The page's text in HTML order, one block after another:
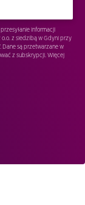
informacji
z siedzibą w Gdyni przy
Dane są przetwarzane w
z subskrypcji. Więcej